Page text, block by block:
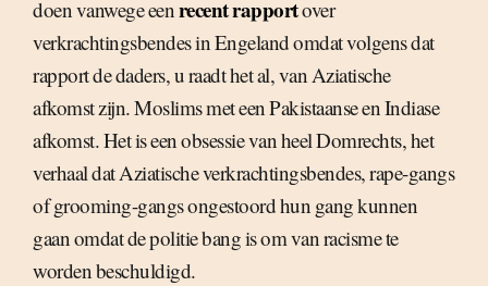
doen vanwege eenrecent rapportover
verkrachtingsbendes in Engeland omdat volgens dat
rapport de daders, u raadt het al, van Aziatische
afkomst zijn. Moslims met een Pakistaanse en Indiase
afkomst. Het is een obsessie van heel Domrechts, het
verhaal dat Aziatische verkrachtingsbendes, rape-gangs
of grooming-gangs ongestoord hun gang kunnen
gaan omdat de politie bang is om van racisme te
worden beschuldigd.